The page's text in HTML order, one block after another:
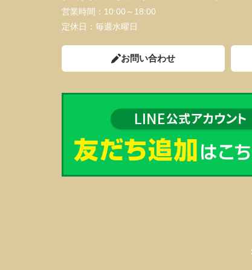
営業時間： 10:00～18:00
定休日： 毎週水曜日
お問い合わせ